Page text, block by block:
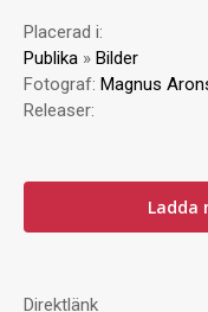
Placerad i:
Publika » Bilder
Fotograf: Magnus
Releaser:
Ladda
Direktlänk